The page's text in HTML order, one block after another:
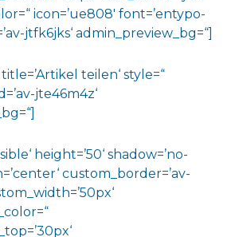
icon=’ue808′ font=’entypo-
jtfk6jks‘ admin_preview_bg=“]
teilen‘ style=“
jte46m4z‘
height=’50‘ shadow=’no-
custom_border=’av-